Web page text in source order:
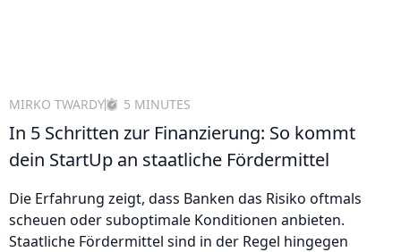
MIRKO TWARDY 5 MINUTES
In 5 Schritten zur Finanzierung: So kommt
dein StartUp an staatliche Fördermittel
Die Erfahrung zeigt, dass Banken das Risiko oftmals
scheuen oder suboptimale Konditionen anbieten.
Staatliche Fördermittel sind in der Regel hingegen